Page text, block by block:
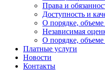
Права и
Доступность и
О порядке,
Независимая
О порядке,
Платные услуги
Новости
Контакты